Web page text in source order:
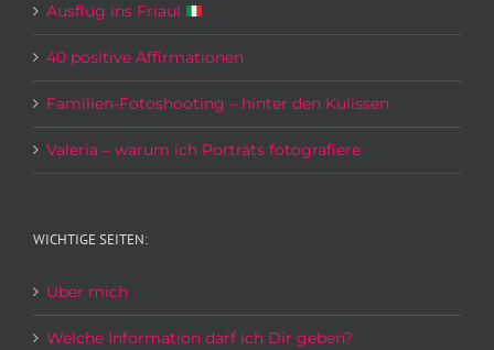
Ausflug ins Friaul
40 positive Affirmationen
Familien-Fotoshooting – hinter den Kulissen
Valeria – warum ich Porträts fotografiere
WICHTIGE SEITEN:
Über mich
Welche Information darf ich Dir geben?